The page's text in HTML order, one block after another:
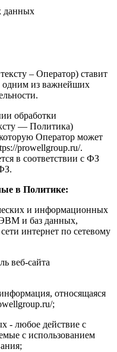
данных
– Оператор) ставит
одним из важнейших
обработки
— Политика)
Оператор может
prowellgroup.ru/.
в соответствии с ФЗ
в Политике:
и информационных
ЭВМ и баз данных,
интернет по сетевому
веб-сайта
относящаяся
;
- любое действие с
с использованием